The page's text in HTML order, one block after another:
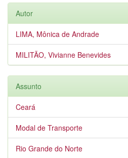
Autor
LIMA, Mônica de Andrade
MILITÃO, Vivianne Benevides
Assunto
Ceará
Modal de Transporte
Rio Grande do Norte